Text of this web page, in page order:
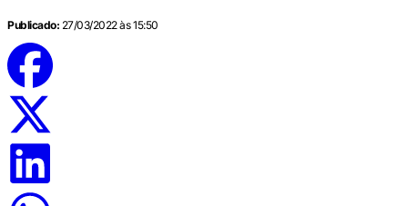
Publicado: 27/03/2022 às 15:50